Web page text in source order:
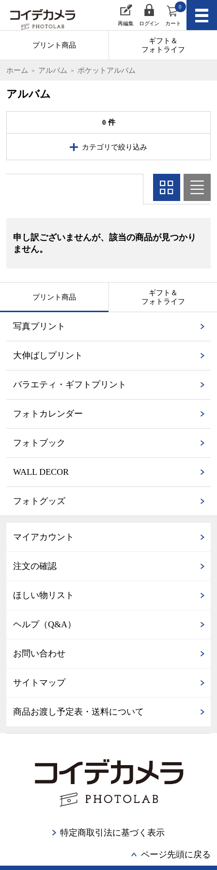
再編集 ログイン カート
0
プリント商品
ギフト＆
フォトライフ
ホーム アルバム ポケットアルバム
アルバム
0 件
カテゴリで絞り込み
申し訳ございませんが、該当の商品が見つかり
ません。
プリント商品
写真プリント
大伸ばしプリント
バラエティ・ギフトプリント
フォトカレンダー
フォトブック
WALL DECOR
フォトグッズ
ギフト＆
フォトライフ
マイアカウント
注文の確認
ほしい物リスト
ヘルプ（Q&A）
お問い合わせ
サイトマップ
商品お渡し予定表・送料について
特定商取引法に基づく表示
ページ先頭に戻る